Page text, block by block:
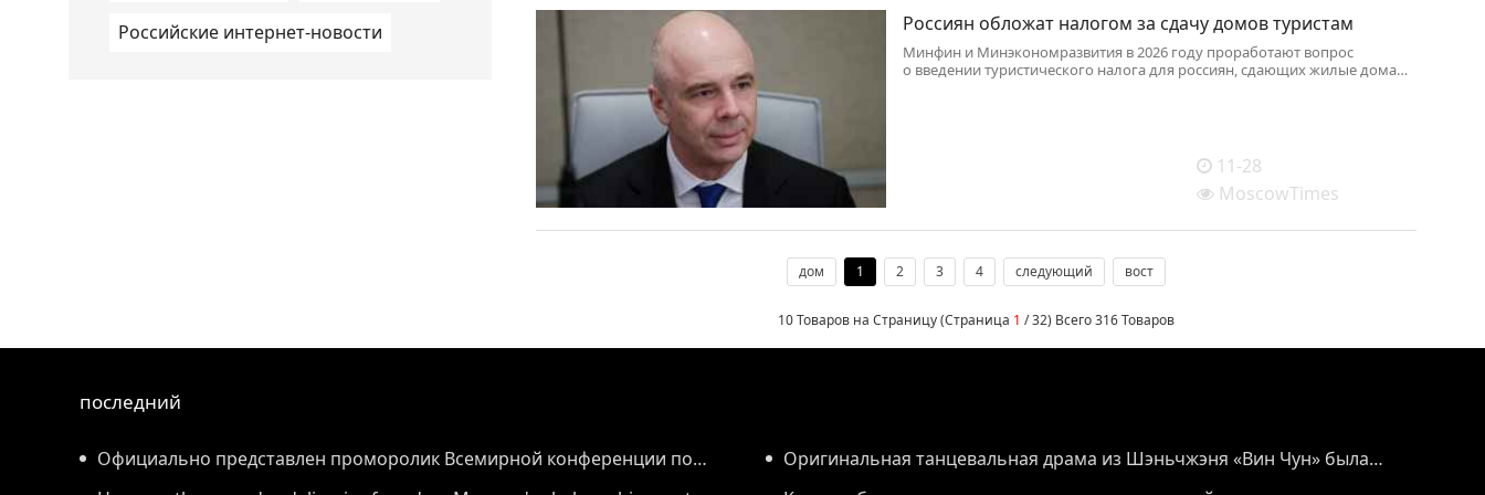
Российские интернет-новости Россиян обложат налогом за сдачу домов туристам
Минфин и Минэкономразвития в 2026 году проработают вопрос
о введении туристического налога для россиян, сдающих жилые дома
11-28
MoscowTimes
дом 1 2 3 4 следующий вост
10 Товаров на Страницу (Страница 1 / 32) Всего 316 Товаров
последний
Официально представлен проморолик Всемирной конференции по
Оригинальная танцевальная драма из Шэньчжэня «Вин Чун» была